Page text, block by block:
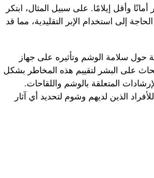
وأقل إيلامًا. على سبيل المثال، ابتكر
إلى استخدام الإبر التقليدية، مما قد
حول سلامة الوشم وتأثيره على جهاز
على البشر لتقييم هذه المخاطر بشكل
المتعلقة بالوشم واللقاحات.
الذين لديهم وشوم لتحديد أي آثار